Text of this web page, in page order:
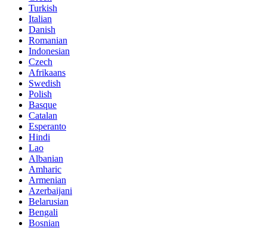
Turkish
Italian
Danish
Romanian
Indonesian
Czech
Afrikaans
Swedish
Polish
Basque
Catalan
Esperanto
Hindi
Lao
Albanian
Amharic
Armenian
Azerbaijani
Belarusian
Bengali
Bosnian